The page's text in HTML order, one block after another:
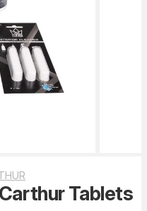
Tablets